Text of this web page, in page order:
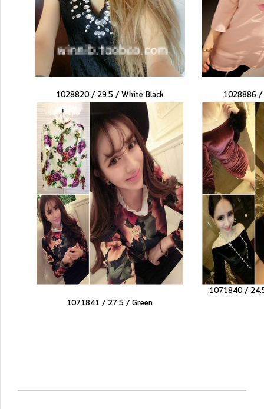
1028820 / 29.5 /White Black 1028886
1071841 / 27.5 /Green
1071840 /